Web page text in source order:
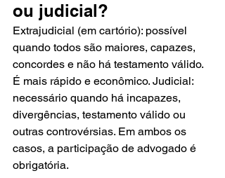
ou judicial?
Extrajudicial (em cartório): possível
quando todos são maiores, capazes,
concordes e não há testamento válido.
É mais rápido e econômico. Judicial:
necessário quando há incapazes,
divergências, testamento válido ou
outras controvérsias. Em ambos os
casos, a participação de advogado é
obrigatória.